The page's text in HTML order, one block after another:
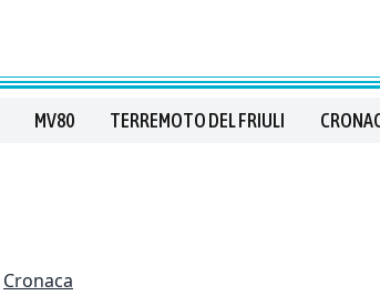
MV80 TERREMOTO DEL FRIULI
Cronaca